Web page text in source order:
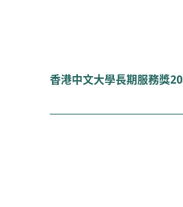
香港中文大學長期服務獎